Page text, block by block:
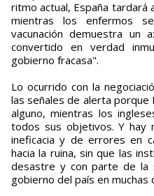
ritmo actual, España tardará
mientras los enfermos
vacunación demuestra un
convertido en verdad
gobierno fracasa".
Lo ocurrido con la
las señales de alerta porque
alguno, mientras los
todos sus objetivos. Y hay
ineficacia y de errores en
hacia la ruina, sin que las
desastre y con parte de la
gobierno del país en muchas